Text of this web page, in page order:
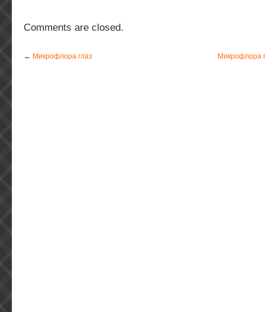
Comments are closed.
← Микрофлора глаз Микрофлора